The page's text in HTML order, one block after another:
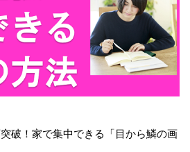
破！家で集中できる「目から鱗の画